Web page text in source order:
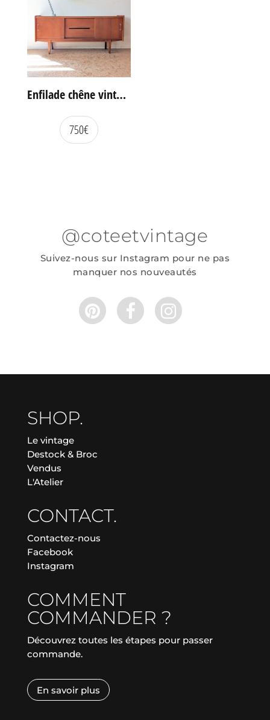
Enfilade chêne vintage portes coulissantes
750€
@coteetvintage
Suivez-nous sur Instagram pour ne pas
manquer nos nouveautés
SHOP.
Le vintage
Destock & Broc
Vendus
L'Atelier
CONTACT.
Contactez-nous
Facebook
Instagram
COMMENT
COMMANDER ?
Découvrez toutes les étapes pour passer
commande.
En savoir plus